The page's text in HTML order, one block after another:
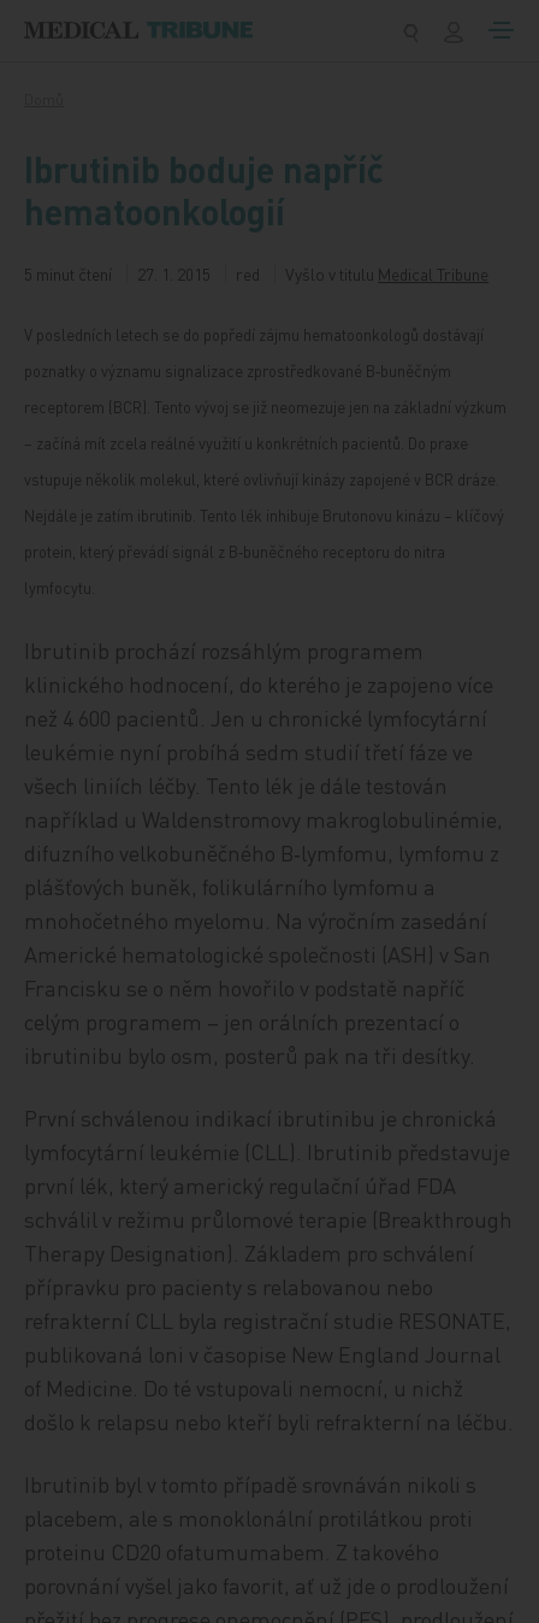
Ibrutinib boduje napříč
hematoonkologií
5 minut čtení 27. 1. 2015 red Vyšlo v titulu Medical Tribune
V posledních letech se do popředí zájmu hematoonkologů dostávají
poznatky o významu signalizace zprostředkované B‑buněčným
receptorem (BCR). Tento vývoj se již neomezuje jen na základní výzkum
– začíná mít zcela reálné využití u konkrétních pacientů. Do praxe
vstupuje několik molekul, které ovlivňují kinázy zapojené v BCR dráze.
Nejdále je zatím ibrutinib. Tento lék inhibuje Brutonovu kinázu – klíčový
protein, který převádí signál z B‑buněčného receptoru do nitra
lymfocytu.
Ibrutinib prochází rozsáhlým programem
klinického hodnocení, do kterého je zapojeno více
než 4 600 pacientů. Jen u chronické lymfocytární
leukémie nyní probíhá sedm studií třetí fáze ve
všech liniích léčby. Tento lék je dále testován
například u Waldenstromovy makroglobulinémie,
difuzního velkobuněčného B‑lymfomu, lymfomu z
plášťových buněk, folikulárního lymfomu a
mnohočetného myelomu. Na výročním zasedání
Americké hematologické společnosti (ASH) v San
Francisku se o něm hovořilo v podstatě napříč
celým programem – jen orálních prezentací o
ibrutinibu bylo osm, posterů pak na tři desítky.
První schválenou indikací ibrutinibu je chronická
lymfocytární leukémie (CLL). Ibrutinib představuje
první lék, který americký regulační úřad FDA
schválil v režimu průlomové terapie (Breakthrough
Therapy Designation). Základem pro schválení
přípravku pro pacienty s relabovanou nebo
refrakterní CLL byla registrační studie RESONATE,
publikovaná loni v časopise New England Journal
of Medicine. Do té vstupovali nemocní, u nichž
došlo k relapsu nebo kteří byli refrakterní na léčbu.
Ibrutinib byl v tomto případě srovnáván nikoli s
placebem, ale s monoklonální protilátkou proti
proteinu CD20 ofatumumabem. Z takového
porovnání vyšel jako favorit, ať už jde o prodloužení